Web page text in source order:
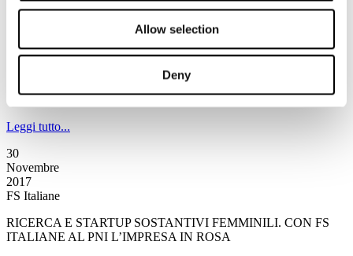
Allow selection
Deny
domani, venerdì 1 dicembre, il dottor Trenamore sarà
nella città del Palio
Radio2
continua la collaborazione fra FS Italiane e Caterpillar
racconta la tua storia acaterpillar@rai.it
Leggi tutto...
30
Novembre
2017
FS Italiane
RICERCA E STARTUP SOSTANTIVI FEMMINILI. CON FS
ITALIANE AL PNI L’IMPRESA IN ROSA